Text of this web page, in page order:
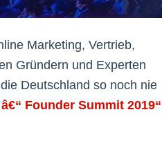
Marketing, Vertrieb,
Gründern und Experten
Deutschland so noch nie
Founder Summit 2019“